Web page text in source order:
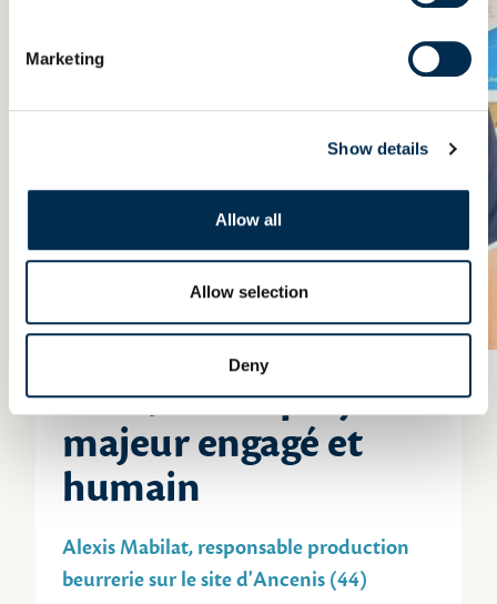
Marketing
Show details
Allow all
Allow selection
Deny
Laïta, un employeur
majeur engagé et
humain
Alexis Mabilat, responsable production
beurrerie sur le site d'Ancenis (44)